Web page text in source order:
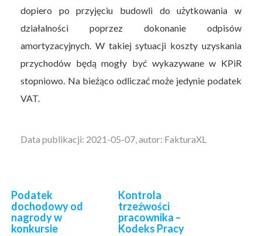
dopiero po przyjęciu budowli do użytkowania w
działalności poprzez dokonanie odpisów
amortyzacyjnych. W takiej sytuacji koszty uzyskania
przychodów będą mogły być wykazywane w KPiR
stopniowo. Na bieżąco odliczać może jedynie podatek
VAT.
Data publikacji: 2021-05-07, autor: FakturaXL
Podatek
dochodowy od
nagrody w
konkursie
Kontrola
trzeźwości
pracownika –
Kodeks Pracy